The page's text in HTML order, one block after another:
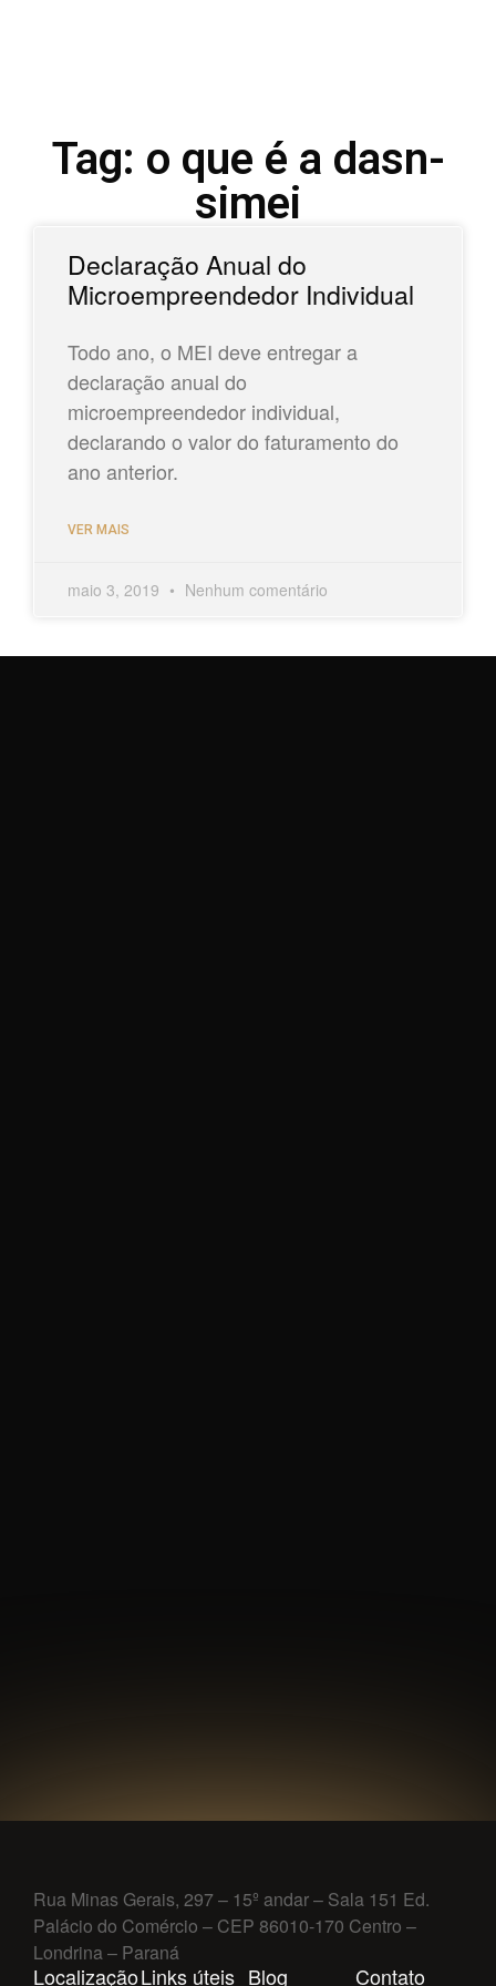
Tag: o que é a dasn-
simei
Declaração Anual do
Microempreendedor Individual
Todo ano, o MEI deve entregar a
declaração anual do
microempreendedor individual,
declarando o valor do faturamento do
ano anterior.
VER MAIS
maio 3, 2019 Nenhum comentário
Rua Minas Gerais, 297 – 15º andar – Sala 151 Ed.
Palácio do Comércio – CEP 86010-170 Centro –
Londrina – Paraná
LocalizaçãoLinks úteis Blog Contato